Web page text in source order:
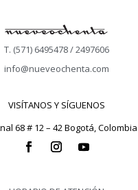
T. (571) 6495478 / 2497606
info@nueveochenta.com
VISÍTANOS Y SÍGUENOS
68 # 12 – 42 Bogotá, Colombia